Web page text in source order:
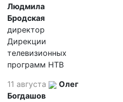
Людмила
Бродская
директор
Дирекции
телевизионных
программ НТВ
11 августа
Олег
Богдашов